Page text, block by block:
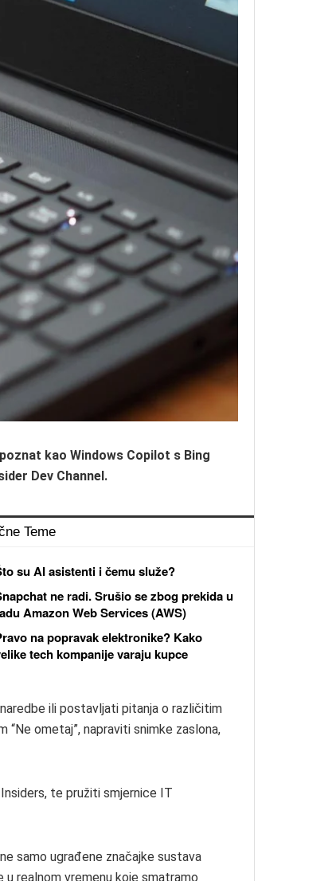
kao Windows Copilot s Bing
Dev Channel.
Teme
su AI asistenti i čemu služe?
ne radi. Srušio se zbog prekida u
Amazon Web Services (AWS)
na popravak elektronike? Kako
tech kompanije varaju kupce
ili postavljati pitanja o različitim
ometaj”, napraviti snimke zaslona,
te pružiti smjernice IT
samo ugrađene značajke sustava
realnom vremenu koje smatramo